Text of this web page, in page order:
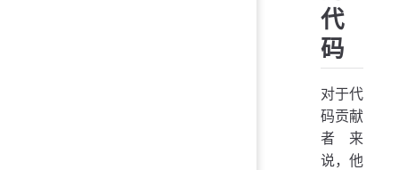
代
码
对于代
码贡献
者来
说，他